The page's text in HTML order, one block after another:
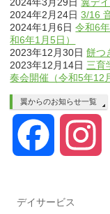
2024年2月24日 3/16
2024年1月6日 令和6
和6年1月5日）
2023年12月30日 餅つ
2023年12月14日 三育
奏会開催（令和5年12
翼からのお知らせ一覧
Facebook
デイサービス